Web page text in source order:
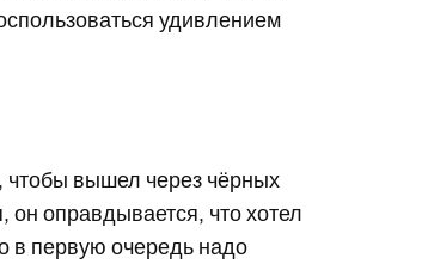
удивлением
чтобы вышел через чёрных
он оправдывается, что хотел
в первую очередь надо